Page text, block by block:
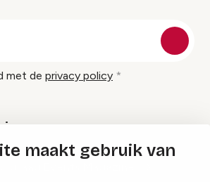
maakt gebruik van
met de privacy policy
graag Events Magazine